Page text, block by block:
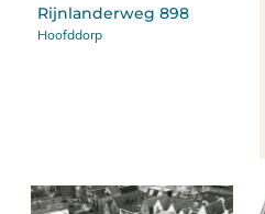
Rijnlanderweg 898
Hoofddorp